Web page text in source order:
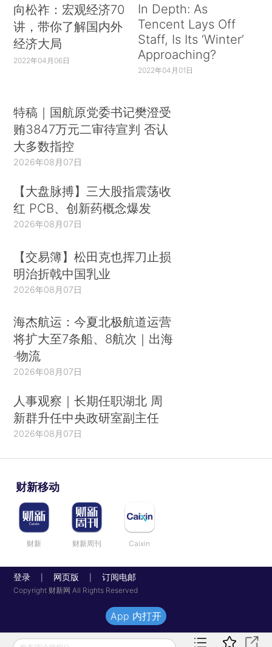
向松祚：宏观经济70
讲，带你了解国内外
经济大局
2022年04月06日
In Depth: As
Tencent Lays Off
Staff, Is Its ‘Winter’
Approaching?
2022年04月01日
特稿｜国航原党委书记樊澄受
贿3847万元二审待宣判 否认
大多数指控
2026年08月07日
【大盘脉搏】三大股指震荡收
红 PCB、创新药概念爆发
2026年08月07日
【交易簿】松田克也挥刀止损
明治折戟中国乳业
2026年08月07日
海杰航运：今夏北极航道运营
将扩大至7条船、8航次｜出海
·物流
2026年08月07日
人事观察｜长期任职湖北 周
新群升任中央政研室副主任
2026年08月07日
财新移动
财新 财新周刊 Caixin
登录 网页版 订阅电邮
Copyright 财新网 All Rights Reserved
App 内打开